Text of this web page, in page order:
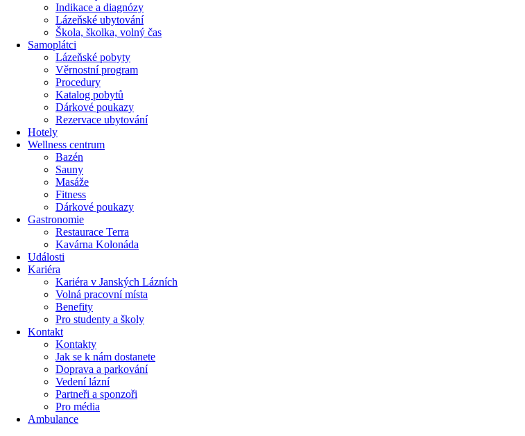
Indikace a diagnózy
Lázeňské ubytování
Škola, školka, volný čas
Samoplátci
Lázeňské pobyty
Věrnostní program
Procedury
Katalog pobytů
Dárkové poukazy​
Rezervace ubytování
Hotely
Wellness centrum
Bazén
Sauny
Masáže
Fitness
Dárkové poukazy​
Gastronomie
Restaurace Terra
Kavárna Kolonáda
Události
Kariéra
Kariéra v Janských Lázních
Volná pracovní místa
Benefity
Pro studenty a školy
Kontakt
Kontakty
Jak se k nám dostanete
Doprava a parkování
Vedení lázní
Partneři a sponzoři
Pro média
Ambulance